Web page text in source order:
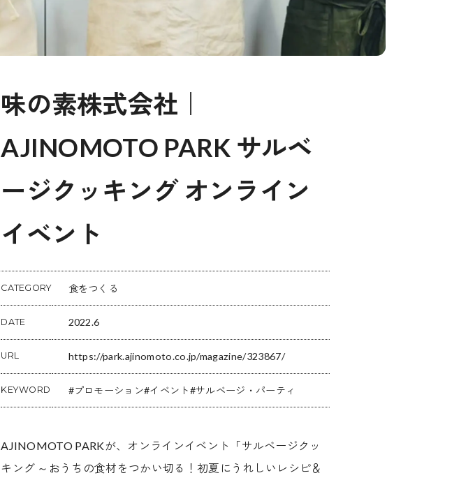
味の素株式会社｜
AJINOMOTO PARK サルベ
ージクッキング オンライン
イベント
CATEGORY 食をつくる
DATE 2022.6
URL https://park.ajinomoto.co.jp/magazine/323867/
KEYWORD プロモーション イベント サルベージ・パーティ
AJINOMOTO PARKが、オンラインイベント「サルベージクッ
キング ～おうちの食材をつかい切る！初夏にうれしいレシピ＆